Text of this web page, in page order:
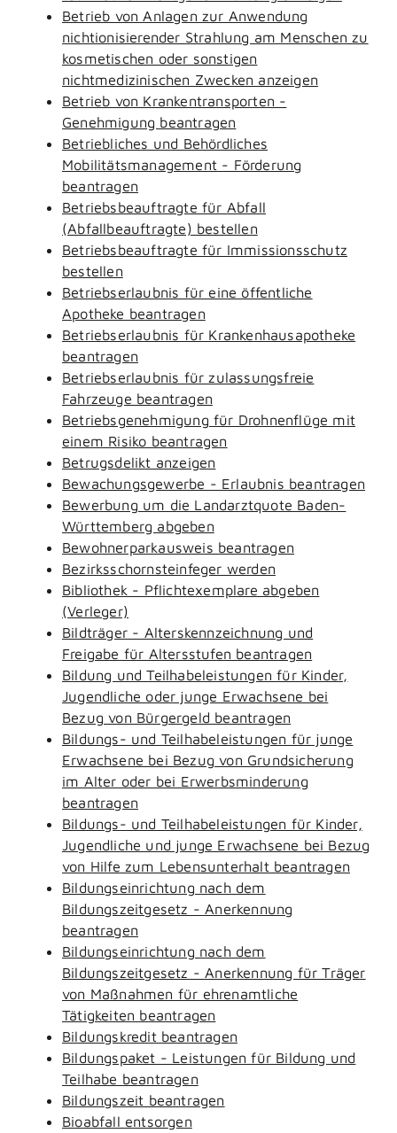
Betrieb von Anlagen zur Anwendung
nichtionisierender Strahlung am Menschen zu
kosmetischen oder sonstigen
nichtmedizinischen Zwecken anzeigen
Betrieb von Krankentransporten -
Genehmigung beantragen
Betriebliches und Behördliches
Mobilitätsmanagement - Förderung
beantragen
Betriebsbeauftragte für Abfall
(Abfallbeauftragte) bestellen
Betriebsbeauftragte für Immissionsschutz
bestellen
Betriebserlaubnis für eine öffentliche
Apotheke beantragen
Betriebserlaubnis für Krankenhausapotheke
beantragen
Betriebserlaubnis für zulassungsfreie
Fahrzeuge beantragen
Betriebsgenehmigung für Drohnenflüge mit
einem Risiko beantragen
Betrugsdelikt anzeigen
Bewachungsgewerbe - Erlaubnis beantragen
Bewerbung um die Landarztquote Baden-
Württemberg abgeben
Bewohnerparkausweis beantragen
Bezirksschornsteinfeger werden
Bibliothek - Pflichtexemplare abgeben
(Verleger)
Bildträger - Alterskennzeichnung und
Freigabe für Altersstufen beantragen
Bildung und Teilhabeleistungen für Kinder,
Jugendliche oder junge Erwachsene bei
Bezug von Bürgergeld beantragen
Bildungs- und Teilhabeleistungen für junge
Erwachsene bei Bezug von Grundsicherung
im Alter oder bei Erwerbsminderung
beantragen
Bildungs- und Teilhabeleistungen für Kinder,
Jugendliche und junge Erwachsene bei Bezug
von Hilfe zum Lebensunterhalt beantragen
Bildungseinrichtung nach dem
Bildungszeitgesetz - Anerkennung
beantragen
Bildungseinrichtung nach dem
Bildungszeitgesetz - Anerkennung für Träger
von Maßnahmen für ehrenamtliche
Tätigkeiten beantragen
Bildungskredit beantragen
Bildungspaket - Leistungen für Bildung und
Teilhabe beantragen
Bildungszeit beantragen
Bioabfall entsorgen